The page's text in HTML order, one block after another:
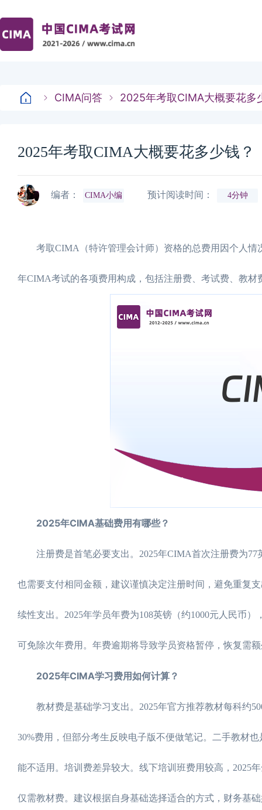
CIMA问答 2025年考取CIMA大概要花多
2025年考取CIMA大概要花多少钱？
编者： CIMA小编 预计阅读时间： 4分钟
考取CIMA（特许管理会计师）资格的总费用因个人情
年CIMA考试的各项费用构成，包括注册费、考试费、教
2025年CIMA基础费用有哪些？
注册费是首笔必要支出。2025年CIMA首次注册费为77
也需要支付相同金额，建议谨慎决定注册时间，避免重复
续性支出。2025年学员年费为108英镑（约1000元人民币
可免除次年费用。年费逾期将导致学员资格暂停，恢复需
2025年CIMA学习费用如何计算？
教材费是基础学习支出。2025年官方推荐教材每科约
30%费用，但部分考生反映电子版不便做笔记。二手教材
能不适用。培训费差异较大。线下培训班费用较高，2025
仅需教材费。建议根据自身基础选择适合的方式，财务基